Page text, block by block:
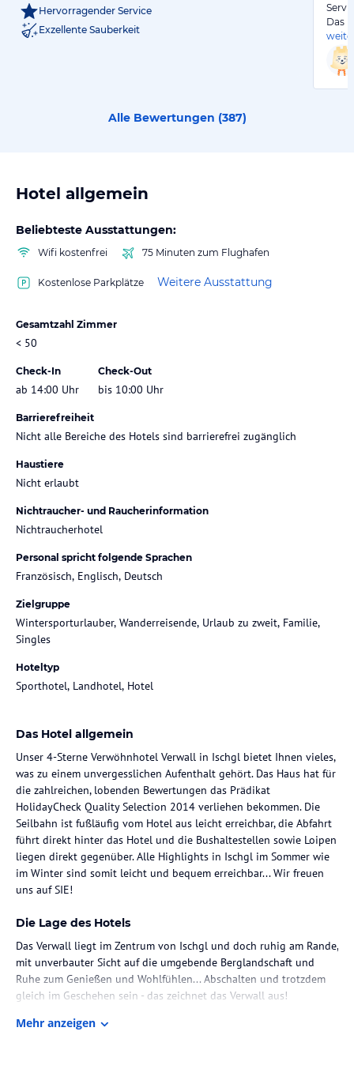
Hervorragender Service
Exzellente Sauberkeit
Das
Alle Bewertungen (387)
Hotel allgemein
Beliebteste Ausstattungen:
Wifi kostenfrei 75 Minuten zum Flughafen
Kostenlose Parkplätze Weitere Ausstattung
Gesamtzahl Zimmer
< 50
Check-In
ab 14:00 Uhr
Check-Out
bis 10:00 Uhr
Barrierefreiheit
Nicht alle Bereiche des Hotels sind barrierefrei zugänglich
Haustiere
Nicht erlaubt
Nichtraucher- und Raucherinformation
Nichtraucherhotel
Personal spricht folgende Sprachen
Französisch, Englisch, Deutsch
Zielgruppe
Wintersporturlauber, Wanderreisende, Urlaub zu zweit, Familie,
Singles
Hoteltyp
Sporthotel, Landhotel, Hotel
Das Hotel allgemein
Unser 4-Sterne Verwöhnhotel Verwall in Ischgl bietet Ihnen vieles,
was zu einem unvergesslichen Aufenthalt gehört. Das Haus hat für
die zahlreichen, lobenden Bewertungen das Prädikat
HolidayCheck Quality Selection 2014 verliehen bekommen. Die
Seilbahn ist fußläufig vom Hotel aus leicht erreichbar, die Abfahrt
führt direkt hinter das Hotel und die Bushaltestellen sowie Loipen
liegen direkt gegenüber. Alle Highlights in Ischgl im Sommer wie
im Winter sind somit leicht und bequem erreichbar... Wir freuen
uns auf SIE!
Die Lage des Hotels
Das Verwall liegt im Zentrum von Ischgl und doch ruhig am Rande,
mit unverbauter Sicht auf die umgebende Berglandschaft und
Ruhe zum Genießen und Wohlfühlen... Abschalten und trotzdem
gleich im Geschehen sein - das zeichnet das Verwall aus!
Zimmer / Unterbringung im Hotel
Mehr anzeigen